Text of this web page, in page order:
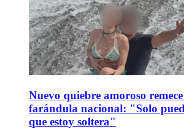
Nuevo quiebre amoroso
farándula nacional: "Solo
que estoy soltera"